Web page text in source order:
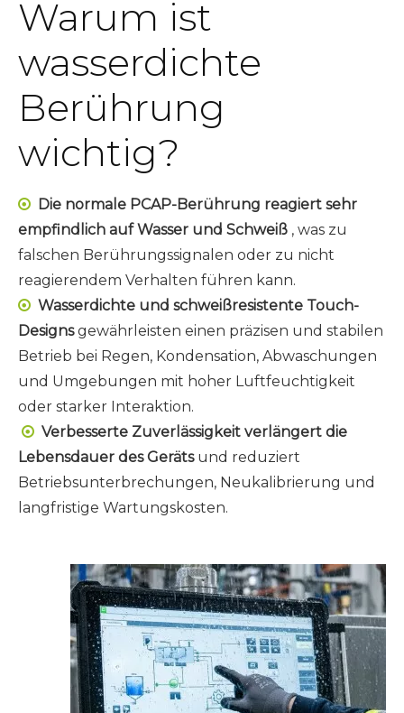
Warum ist
wasserdichte
Berührung
wichtig?

Die normale PCAP-Berührung reagiert sehr
empfindlich auf Wasser und Schweiß , was zu
falschen Berührungssignalen oder zu nicht
reagierendem Verhalten führen kann.
 Wasserdichte und schweißresistente Touch-
Designsgewährleisten einen präzisen und stabilen
Betrieb bei Regen, Kondensation, Abwaschungen
und Umgebungen mit hoher Luftfeuchtigkeit
oder starker Interaktion.
 Verbesserte Zuverlässigkeit verlängert die
Lebensdauer des Geräts und reduziert
Betriebsunterbrechungen, Neukalibrierung und
langfristige Wartungskosten.